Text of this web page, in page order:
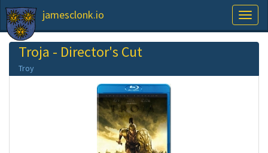
jamesclonk.io
Troja - Director's Cut
Troy